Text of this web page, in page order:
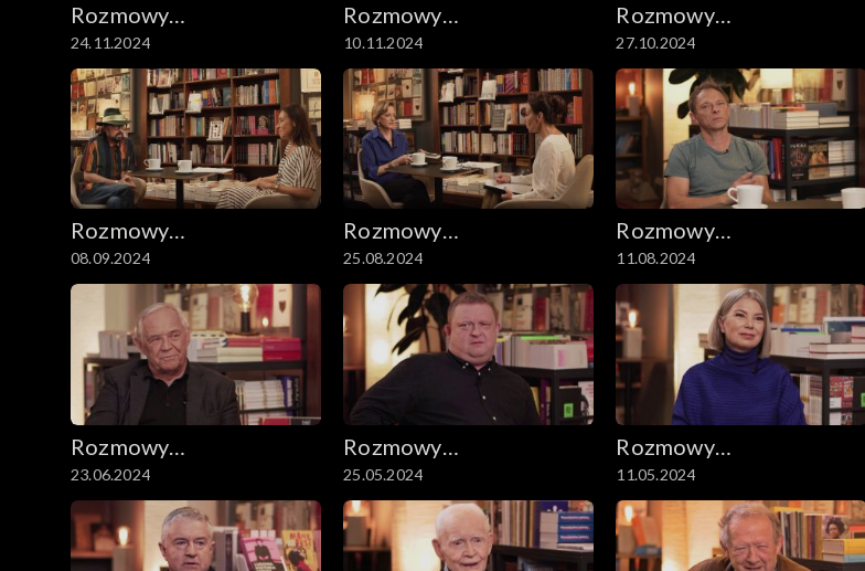
Rozmowy
niesymetryczne
24.11.2024
Rozmowy
niesymetryczne
10.11.2024
Rozmowy
niesymetryczne
27.10.2024
Rozmowy
niesymetryczne
08.09.2024
Rozmowy
niesymetryczne
25.08.2024
Rozmowy
niesymetryczne
11.08.2024
Rozmowy
niesymetryczne
23.06.2024
Rozmowy
niesymetryczne
25.05.2024
Rozmowy
niesymetryczne
11.05.2024